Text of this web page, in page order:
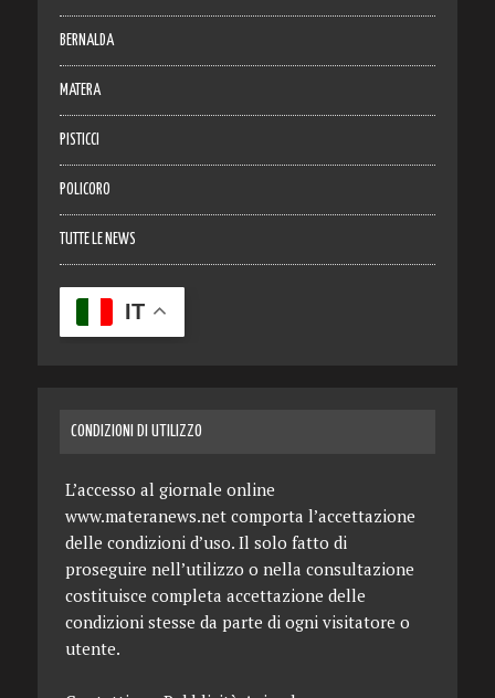
BERNALDA
MATERA
PISTICCI
POLICORO
TUTTE LE NEWS
IT
CONDIZIONI DI UTILIZZO
L’accesso al giornale online
www.materanews.net comporta l’accettazione
delle condizioni d’uso. Il solo fatto di
proseguire nell’utilizzo o nella consultazione
costituisce completa accettazione delle
condizioni stesse da parte di ogni visitatore o
utente.